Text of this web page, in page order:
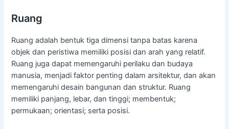
Ruang
Ruang adalah bentuk tiga dimensi tanpa batas karena
objek dan peristiwa memiliki posisi dan arah yang relatif.
Ruang juga dapat memengaruhi perilaku dan budaya
manusia, menjadi faktor penting dalam arsitektur, dan akan
memengaruhi desain bangunan dan struktur. Ruang
memiliki panjang, lebar, dan tinggi; membentuk;
permukaan; orientasi; serta posisi.